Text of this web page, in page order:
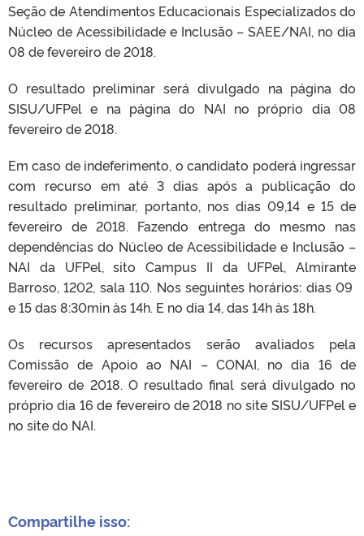
Seção de Atendimentos Educacionais Especializados do
Núcleo de Acessibilidade e Inclusão – SAEE/NAI, no dia
08 de fevereiro de 2018.
O resultado preliminar será divulgado na página do
SISU/UFPel e na página do NAI no próprio dia 08
fevereiro de 2018.
Em caso de indeferimento, o candidato poderá ingressar
com recurso em até 3 dias após a publicação do
resultado preliminar, portanto, nos dias 09,14 e 15 de
fevereiro de 2018. Fazendo entrega do mesmo nas
dependências do Núcleo de Acessibilidade e Inclusão –
NAI da UFPel, sito Campus II da UFPel, Almirante
Barroso, 1202, sala 110. Nos seguintes horários: dias 09
e 15 das 8:30min às 14h. E no dia 14, das 14h às 18h.
Os recursos apresentados serão avaliados pela
Comissão de Apoio ao NAI – CONAI, no dia 16 de
fevereiro de 2018. O resultado final será divulgado no
próprio dia 16 de fevereiro de 2018 no site SISU/UFPel e
no site do NAI.
Compartilhe isso: